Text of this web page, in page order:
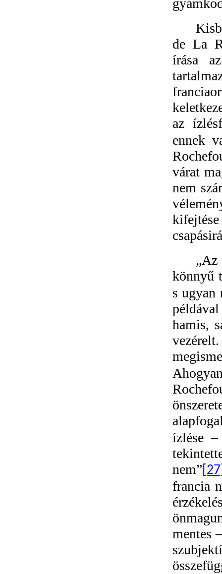
de La
írása
az
ennek
várat
nem
„Az
könnyű
s ugyan
hamis,
ízlése –
nem”
francia
mentes